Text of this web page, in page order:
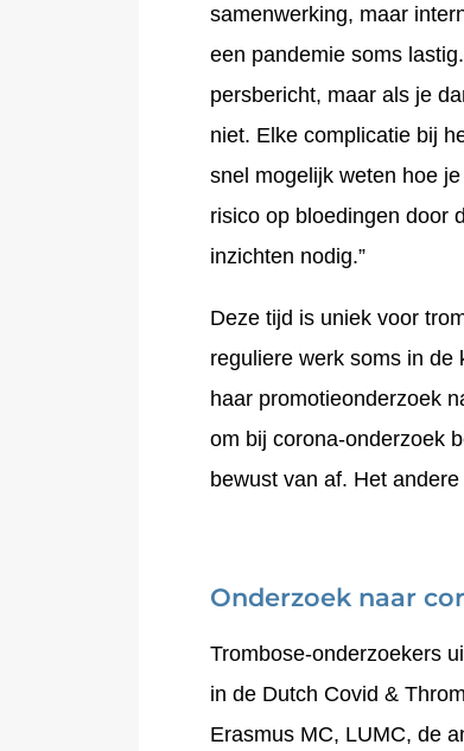
samenwerking, maar
een pandemie soms
persbericht, maar als je
niet. Elke complicatie bij
snel mogelijk weten hoe
risico op bloedingen door
inzichten nodig.”
Deze tijd is uniek voor
reguliere werk soms in de
haar promotieonderzoek
om bij corona-onderzoek
bewust van af. Het
Onderzoek naar
Trombose-onderzoekers
in de Dutch Covid &
Erasmus MC, LUMC, de